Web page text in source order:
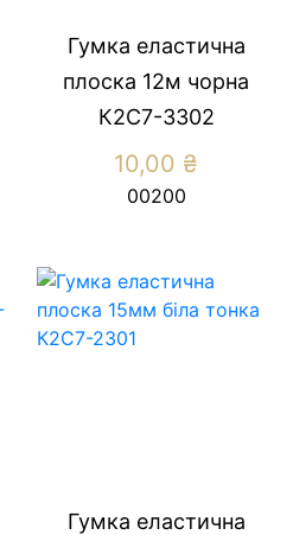
Гумка еластична
плоска 12м чорна
К2С7-3302
10,00 ₴
00200
Гумка еластична